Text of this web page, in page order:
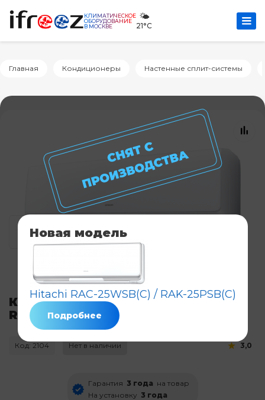
КЛИМАТИЧЕСКОЕ
ОБОРУДОВАНИЕ
В МОСКВЕ
🌤️
21°C
Главная Кондиционеры Настенные сплит-системы
Кондиционер Hitachi RAC-25WXB /
RAK-25RXB
Код: 2104 Нет в наличии 3,0
Гарантия 3 года на товар
На установку 3 года
Новая модель
Hitachi RAC-25WSB(C) / RAK-25PSB(C)
Подробнее